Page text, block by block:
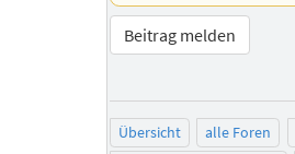
Beitrag melden
Übersicht alle Foren